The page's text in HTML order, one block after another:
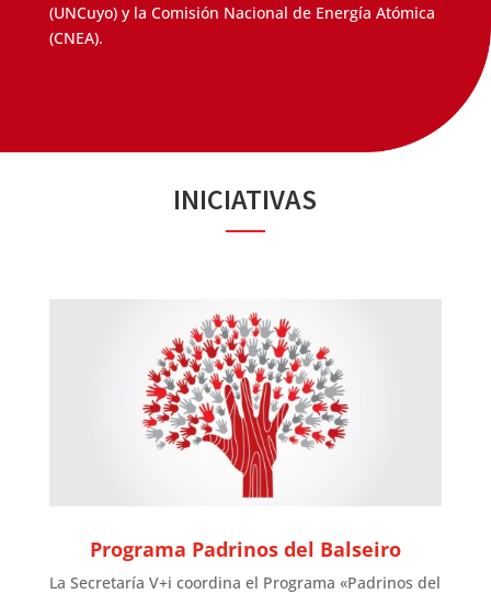
(UNCuyo) y la Comisión Nacional de Energía Atómica
(CNEA).
INICIATIVAS
Programa Padrinos del Balseiro
La Secretaría V+i coordina el Programa «Padrinos del